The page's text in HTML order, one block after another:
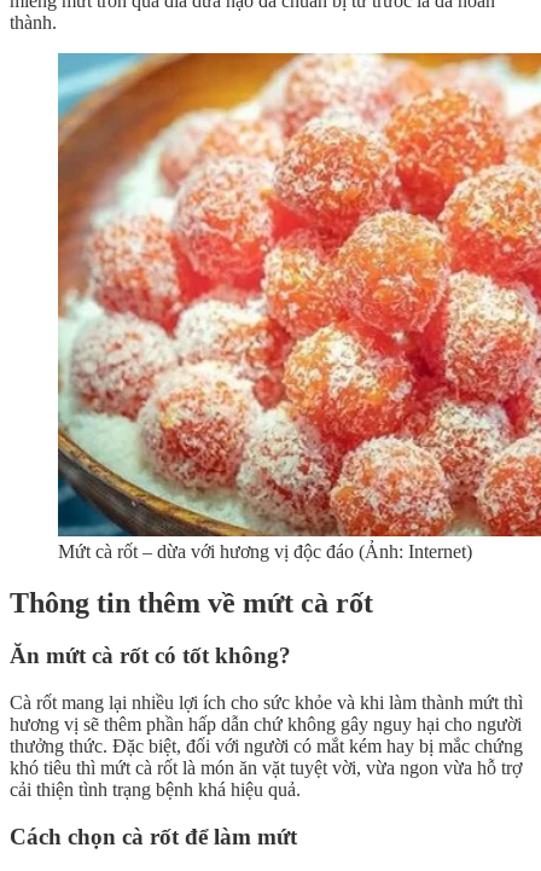
thành.
Mứt cà rốt – dừa với hương vị độc đáo (Ảnh: Internet)
Thông tin thêm về mứt cà rốt
Ăn mứt cà rốt có tốt không?
Cà rốt mang lại nhiều lợi ích cho sức khỏe và khi làm thành mứt thì
hương vị sẽ thêm phần hấp dẫn chứ không gây nguy hại cho người
thưởng thức. Đặc biệt, đối với người có mắt kém hay bị mắc chứng
khó tiêu thì mứt cà rốt là món ăn vặt tuyệt vời, vừa ngon vừa hỗ trợ
cải thiện tình trạng bệnh khá hiệu quả.
Cách chọn cà rốt để làm mứt